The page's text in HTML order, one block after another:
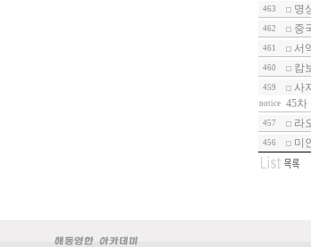
463 명
462 중
461 서
460 캄
459 사
notice
45차
457 라
456 미